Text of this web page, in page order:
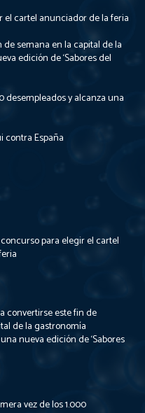
el cartel anunciador de la feria
semana en la capital de la
edición de ‘Sabores del
desempleados y alcanza una
contra España
para elegir el cartel
convertirse este fin de
de la gastronomía
nueva edición de ‘Sabores
vez de los 1.000